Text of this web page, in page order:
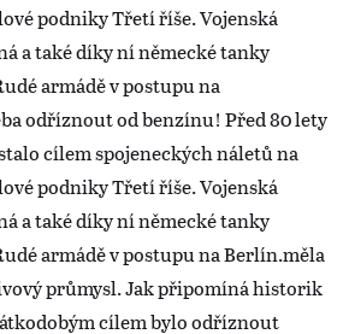
podniky Třetí říše. Vojenská
a také díky ní německé tanky
armádě v postupu na
odříznout od benzínu! Před 80 lety
cílem spojeneckých náletů na
podniky Třetí říše. Vojenská
a také díky ní německé tanky
armádě v postupu na Berlín.měla
průmysl. Jak připomíná historik
cílem bylo odříznout